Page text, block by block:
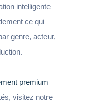
intelligente
ce qui
genre, acteur,
premium
visitez notre